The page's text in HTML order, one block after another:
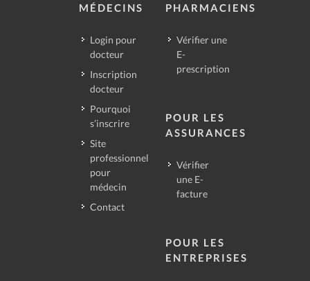
MÉDECINS
Login pour
docteur
Inscription
docteur
Pourquoi
s’inscrire
Site
professionnel
pour
médecin
Contact
PHARMACIENS
Vérifier une
E-
prescription
POUR LES
ASSURANCES
Vérifier
une E-
facture
POUR LES
ENTREPRISES